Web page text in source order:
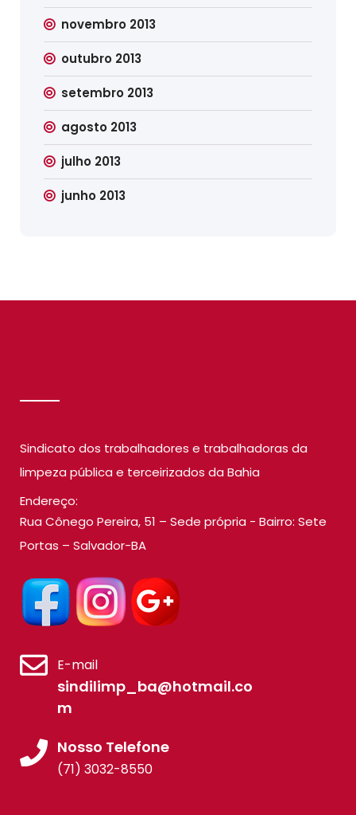
novembro 2013
outubro 2013
setembro 2013
agosto 2013
julho 2013
junho 2013
Sindicato dos trabalhadores e trabalhadoras da
limpeza pública e terceirizados da Bahia
Endereço:
Rua Cônego Pereira, 51 – Sede própria - Bairro: Sete
Portas – Salvador-BA
E-mail
sindilimp_ba@hotmail.co
m
Nosso Telefone
(71) 3032-8550